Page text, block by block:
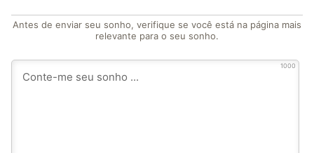
Antes de enviar seu sonho, verifique se você está na página mais
relevante para o seu sonho.
1000